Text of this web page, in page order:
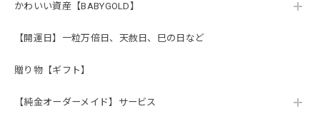
かわいい資産【BABYGOLD】
【開運日】一粒万倍日、天赦日、巳の日など
贈り物【ギフト】
【純金オーダーメイド】サービス